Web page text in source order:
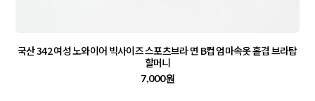
국산 342 여성 노와이어 빅사이즈 스포츠브라 면 B컵 엄마속옷 홑겹 브라탑
할머니
7,000원